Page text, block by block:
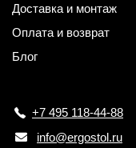
Доставка и монтаж
Оплата и возврат
Блог
+7 495 118-44-88
info@ergostol.ru